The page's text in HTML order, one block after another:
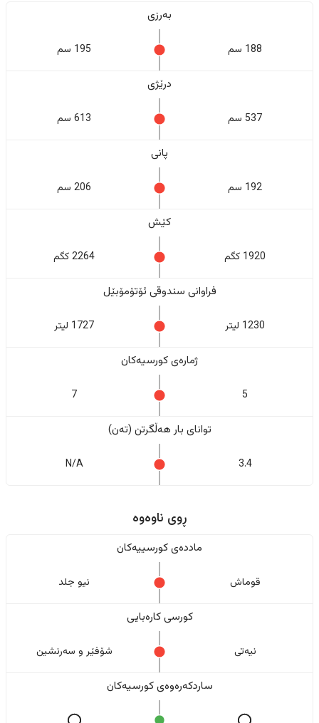
بەرزی
188 سم 195 سم
درێژی
537 سم 613 سم
پانی
192 سم 206 سم
کێش
1920 کگم 2264 کگم
فراوانی سندوقی ئۆتۆمۆبێل
1230 لیتر 1727 لیتر
ژمارەی کورسیەکان
5
7
تواناى بار هەڵگرتن (تەن)
3.4
N/A
ڕوی ناوەوە
ماددەی کورسییەکان
قوماش نیو جلد
کورسی کارەبایی
نیەتی شۆفێر و سەرنشین
ساردکەرەوەی کورسیەکان